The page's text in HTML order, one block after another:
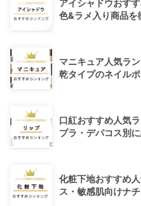
アイシャドウおす
色&ラメ入り商品を
マニキュア人気ラ
乾タイプのネイル
口紅おすすめ人気
プラ・デパコス別に
化粧下地おすすめ
ス・敏感肌向けナ